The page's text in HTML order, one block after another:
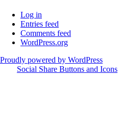
Log in
Entries feed
Comments feed
WordPress.org
Proudly powered by WordPress
Social Share Buttons and Icons